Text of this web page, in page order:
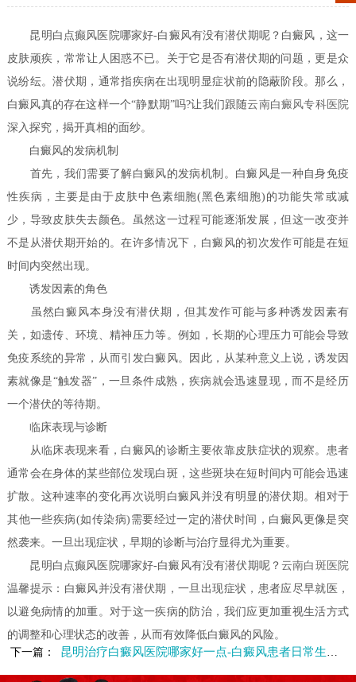
昆明白点癫风医院哪家好-白癜风有没有潜伏期呢？白癜风，这一
皮肤顽疾，常常让人困惑不已。关于它是否有潜伏期的问题，更是众
说纷纭。潜伏期，通常指疾病在出现明显症状前的隐蔽阶段。那么，
白癜风真的存在这样一个“静默期”吗?让我们跟随云南白癜风专科医院
深入探究，揭开真相的面纱。
白癜风的发病机制
首先，我们需要了解白癜风的发病机制。白癜风是一种自身免疫
性疾病，主要是由于皮肤中色素细胞(黑色素细胞)的功能失常或减
少，导致皮肤失去颜色。虽然这一过程可能逐渐发展，但这一改变并
不是从潜伏期开始的。在许多情况下，白癜风的初次发作可能是在短
时间内突然出现。
诱发因素的角色
虽然白癜风本身没有潜伏期，但其发作可能与多种诱发因素有
关，如遗传、环境、精神压力等。例如，长期的心理压力可能会导致
免疫系统的异常，从而引发白癜风。因此，从某种意义上说，诱发因
素就像是“触发器”，一旦条件成熟，疾病就会迅速显现，而不是经历
一个潜伏的等待期。
临床表现与诊断
从临床表现来看，白癜风的诊断主要依靠皮肤症状的观察。患者
通常会在身体的某些部位发现白斑，这些斑块在短时间内可能会迅速
扩散。这种速率的变化再次说明白癜风并没有明显的潜伏期。相对于
其他一些疾病(如传染病)需要经过一定的潜伏时间，白癜风更像是突
然袭来。一旦出现症状，早期的诊断与治疗显得尤为重要。
昆明白点癫风医院哪家好-白癜风有没有潜伏期呢？云南白斑医院
温馨提示：白癜风并没有潜伏期，一旦出现症状，患者应尽早就医，
以避免病情的加重。对于这一疾病的防治，我们应更加重视生活方式
的调整和心理状态的改善，从而有效降低白癜风的风险。
下一篇：
昆明治疗白癜风医院哪家好一点-白癜风患者日常生活注意须知